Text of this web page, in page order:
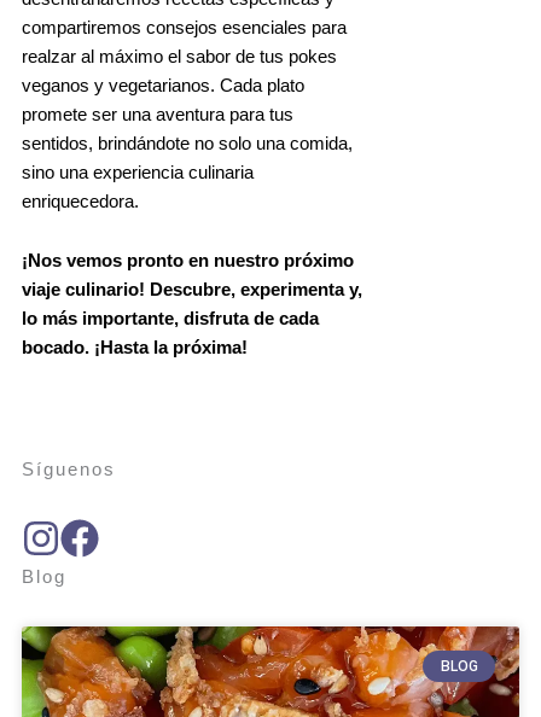
compartiremos consejos esenciales para
realzar al máximo el sabor de tus pokes
veganos y vegetarianos. Cada plato
promete ser una aventura para tus
sentidos, brindándote no solo una comida,
sino una experiencia culinaria
enriquecedora.
¡Nos vemos pronto en nuestro próximo
viaje culinario! Descubre, experimenta y,
lo más importante, disfruta de cada
bocado. ¡Hasta la próxima!
Síguenos
Blog
BLOG